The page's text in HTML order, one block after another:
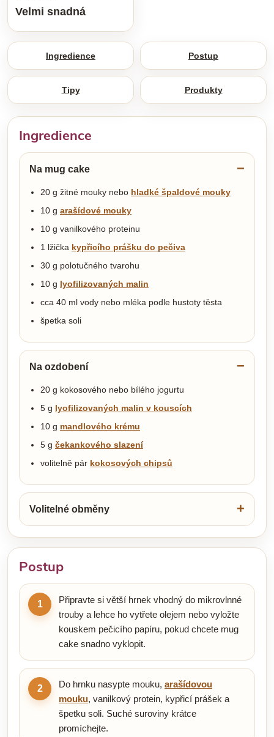
Velmi snadná
Ingredience Postup
Tipy Produkty
Ingredience
Na mug cake
20 g žitné mouky nebo hladké špaldové mouky
10 g arašídové mouky
10 g vanilkového proteinu
1 lžička kypřicího prášku do pečiva
30 g polotučného tvarohu
10 g lyofilizovaných malin
cca 40 ml vody nebo mléka podle hustoty těsta
špetka soli
Na ozdobení
20 g kokosového nebo bílého jogurtu
5 g lyofilizovaných malin v kouscích
10 g mandlového krému
5 g čekankového slazení
volitelně pár kokosových chipsů
Volitelné obměny
Postup
1
Připravte si větší hrnek vhodný do mikrovlnné
trouby a lehce ho vytřete olejem nebo vyložte
kouskem pečicího papíru, pokud chcete mug
cake snadno vyklopit.
2 Do hrnku nasypte mouku, arašídovou
mouku, vanilkový protein, kypřicí prášek a
špetku soli. Suché suroviny krátce
promíchejte.